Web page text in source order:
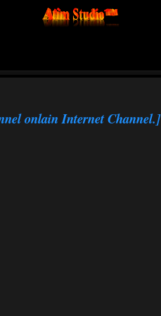
onlain Internet Channel.]